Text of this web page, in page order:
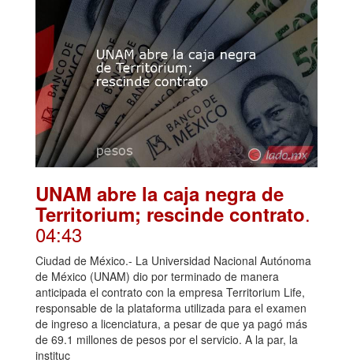
UNAM abre la caja negra de
Territorium; rescinde contrato.
04:43
Ciudad de México.- La Universidad Nacional Autónoma
de México (UNAM) dio por terminado de manera
anticipada el contrato con la empresa Territorium Life,
responsable de la plataforma utilizada para el examen
de ingreso a licenciatura, a pesar de que ya pagó más
de 69.1 millones de pesos por el servicio. A la par, la
instituc